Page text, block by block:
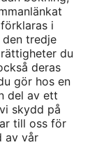
i
tredje
du
deras
gör hos en
del av ett
skydd på
till oss för
av vår